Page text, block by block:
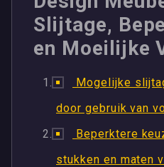
Slijtage,
en Moeilijke
Mogelijke
door gebruik van
Beperktere
stukken en maten